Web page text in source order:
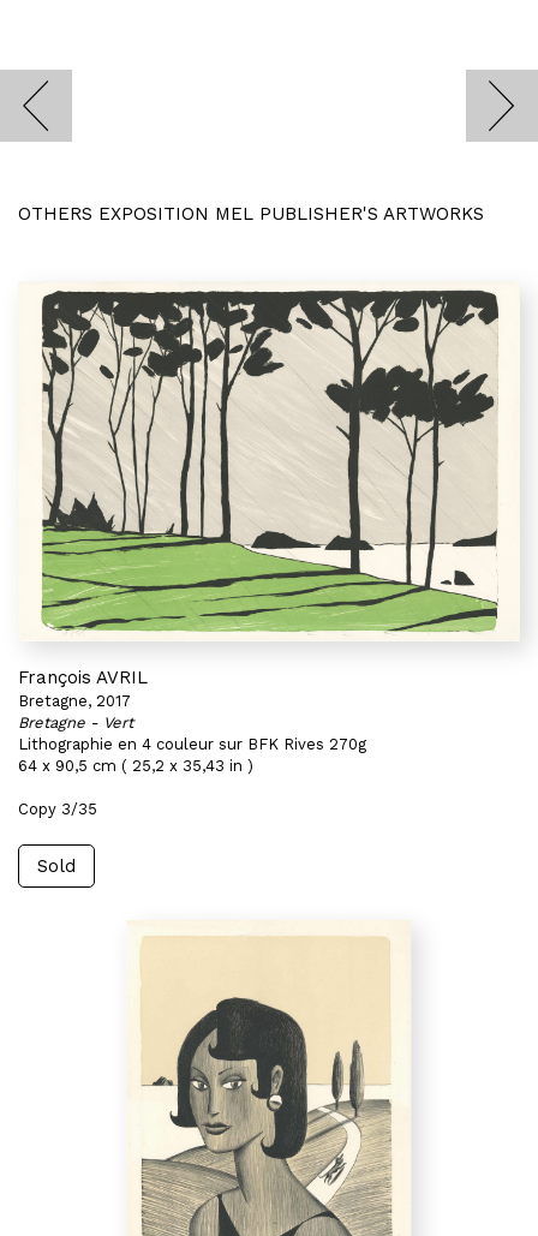
OTHERS EXPOSITION MEL PUBLISHER'S ARTWORKS
François AVRIL
Bretagne, 2017
Bretagne - Vert
Lithographie en 4 couleur sur BFK Rives 270g
64 x 90,5 cm ( 25,2 x 35,43 in )
Copy 3/35
Sold